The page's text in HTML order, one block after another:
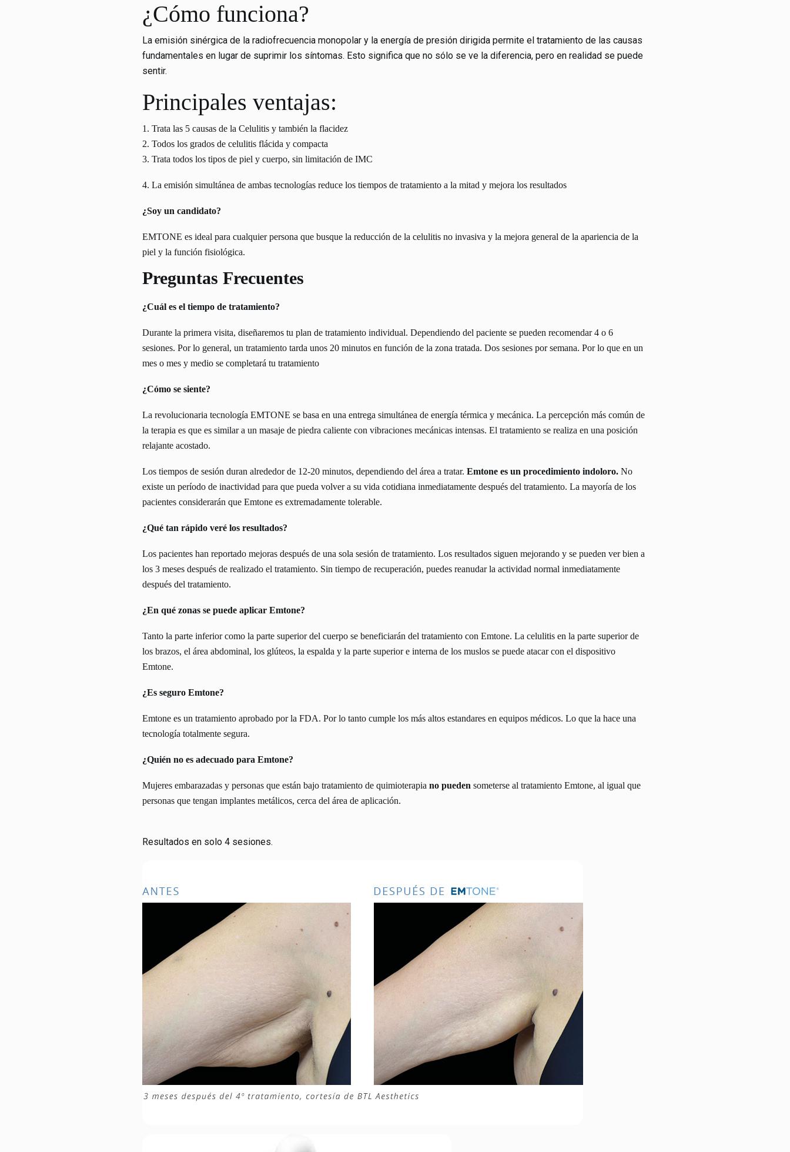
¿Cómo funciona?
La emisión sinérgica de la radiofrecuencia monopolar y la energía de presión dirigida permite el tratamiento de las causas
fundamentales en lugar de suprimir los síntomas. Esto significa que no sólo se ve la diferencia, pero en realidad se puede
sentir.
Principales ventajas:
1. Trata las 5 causas de la Celulitis y también la flacidez
2. Todos los grados de celulitis flácida y compacta
3. Trata todos los tipos de piel y cuerpo, sin limitación de IMC
4. La emisión simultánea de ambas tecnologías reduce los tiempos de tratamiento a la mitad y mejora los resultados
¿Soy un candidato?
EMTONE es ideal para cualquier persona que busque la reducción de la celulitis no invasiva y la mejora general de la apariencia de la
piel y la función fisiológica.
Preguntas Frecuentes
¿Cuál es el tiempo de tratamiento?
Durante la primera visita, diseñaremos tu plan de tratamiento individual. Dependiendo del paciente se pueden recomendar 4 o 6
sesiones. Por lo general, un tratamiento tarda unos 20 minutos en función de la zona tratada. Dos sesiones por semana. Por lo que en un
mes o mes y medio se completará tu tratamiento
¿Cómo se siente?
La revolucionaria tecnología EMTONE se basa en una entrega simultánea de energía térmica y mecánica. La percepción más común de
la terapia es que es similar a un masaje de piedra caliente con vibraciones mecánicas intensas. El tratamiento se realiza en una posición
relajante acostado.
Los tiempos de sesión duran alrededor de 12-20 minutos, dependiendo del área a tratar. Emtone es un procedimiento indoloro. No
existe un período de inactividad para que pueda volver a su vida cotidiana inmediatamente después del tratamiento. La mayoría de los
pacientes considerarán que Emtone es extremadamente tolerable.
¿Qué tan rápido veré los resultados?
Los pacientes han reportado mejoras después de una sola sesión de tratamiento. Los resultados siguen mejorando y se pueden ver bien a
los 3 meses después de realizado el tratamiento. Sin tiempo de recuperación, puedes reanudar la actividad normal inmediatamente
después del tratamiento.
¿En qué zonas se puede aplicar Emtone?
Tanto la parte inferior como la parte superior del cuerpo se beneficiarán del tratamiento con Emtone. La celulitis en la parte superior de
los brazos, el área abdominal, los glúteos, la espalda y la parte superior e interna de los muslos se puede atacar con el dispositivo
Emtone.
¿Es seguro Emtone?
Emtone es un tratamiento aprobado por la FDA. Por lo tanto cumple los más altos estandares en equipos médicos. Lo que la hace una
tecnología totalmente segura.
¿Quién no es adecuado para Emtone?
Mujeres embarazadas y personas que están bajo tratamiento de quimioterapia no pueden someterse al tratamiento Emtone, al igual que
personas que tengan implantes metálicos, cerca del área de aplicación.
Resultados en solo 4 sesiones.